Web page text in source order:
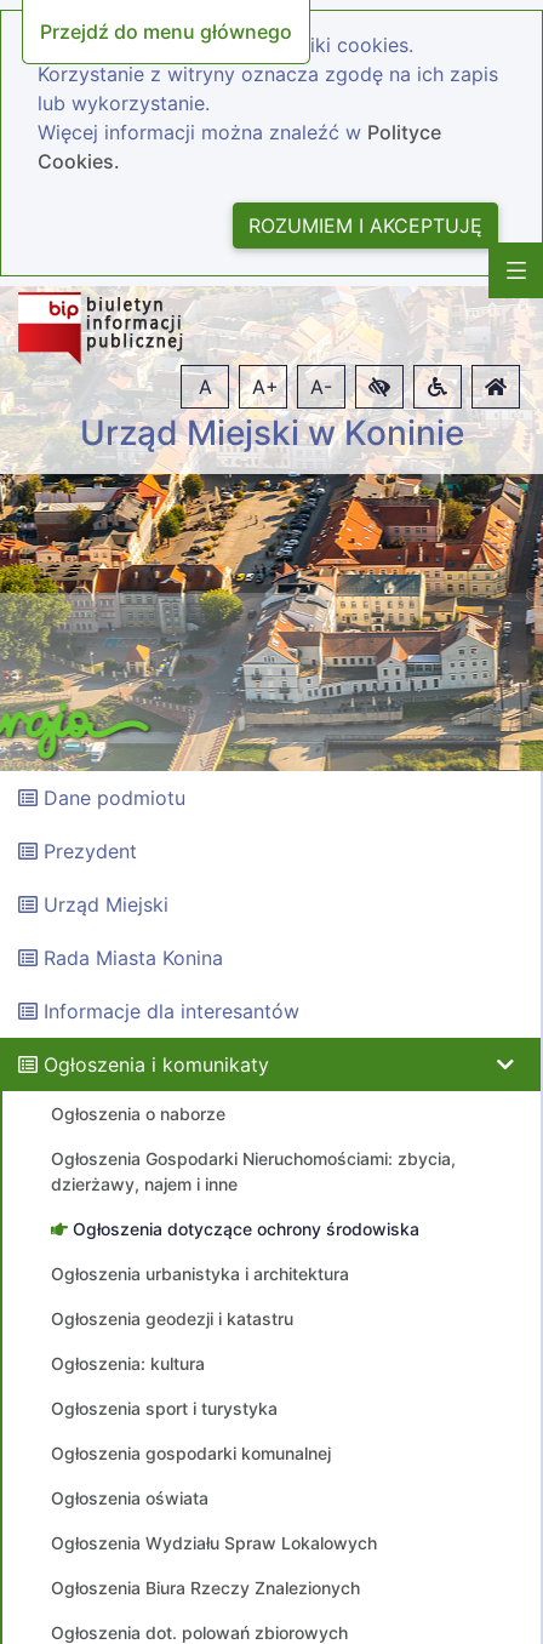
Przejdź do menu głównego
Nasza strona wykorzystuje pliki cookies.
Korzystanie z witryny oznacza zgodę na ich zapis
lub wykorzystanie.
Więcej informacji można znaleźć w Polityce
Cookies.
ROZUMIEM I AKCEPTUJĘ
Urząd Miejski w Koninie
A A+ A-
Dane podmiotu
Prezydent
Urząd Miejski
Rada Miasta Konina
Informacje dla interesantów
Ogłoszenia i komunikaty
Ogłoszenia o naborze
Ogłoszenia Gospodarki Nieruchomościami: zbycia,
dzierżawy, najem i inne
Ogłoszenia dotyczące ochrony środowiska
Ogłoszenia urbanistyka i architektura
Ogłoszenia geodezji i katastru
Ogłoszenia: kultura
Ogłoszenia sport i turystyka
Ogłoszenia gospodarki komunalnej
Ogłoszenia oświata
Ogłoszenia Wydziału Spraw Lokalowych
Ogłoszenia Biura Rzeczy Znalezionych
Ogłoszenia dot. polowań zbiorowych